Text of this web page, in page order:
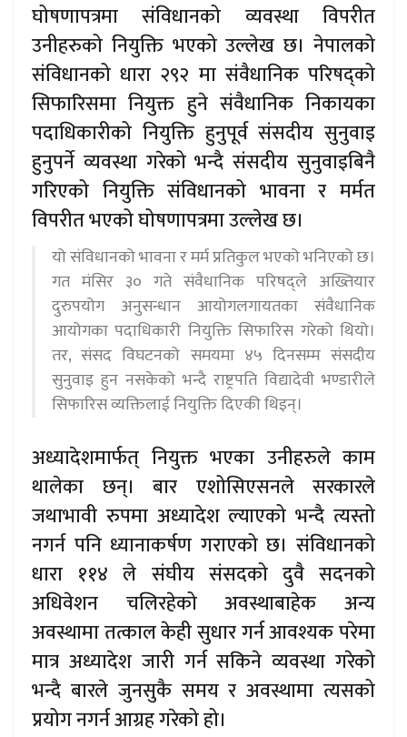
घोषणापत्रमा संविधानको व्यवस्था विपरीत
उनीहरुको नियुक्ति भएको उल्लेख छ। नेपालको
संविधानको धारा २९२ मा संवैधानिक परिषद्को
सिफारिसमा नियुक्त हुने संवैधानिक निकायका
पदाधिकारीको नियुक्ति हुनुपूर्व संसदीय सुनुवाइ
हुनुपर्ने व्यवस्था गरेको भन्दै संसदीय सुनुवाइबिनै
गरिएको नियुक्ति संविधानको भावना र मर्मत
विपरीत भएको घोषणापत्रमा उल्लेख छ।
यो संविधानको भावना र मर्म प्रतिकुल भएको भनिएको छ।
गत मंसिर ३० गते संवैधानिक परिषद्ले अख्तियार
दुरुपयोग अनुसन्धान आयोगलगायतका संवैधानिक
आयोगका पदाधिकारी नियुक्ति सिफारिस गरेको थियो।
तर, संसद विघटनको समयमा ४५ दिनसम्म संसदीय
सुनुवाइ हुन नसकेको भन्दै राष्ट्रपति विद्यादेवी भण्डारीले
सिफारिस व्यक्तिलाई नियुक्ति दिएकी थिइन्।
अध्यादेशमार्फत् नियुक्त भएका उनीहरुले काम
थालेका छन्। बार एशोसिएसनले सरकारले
जथाभावी रुपमा अध्यादेश ल्याएको भन्दै त्यस्तो
नगर्न पनि ध्यानाकर्षण गराएको छ। संविधानको
धारा ११४ ले संघीय संसदको दुवै सदनको
अधिवेशन चलिरहेको अवस्थाबाहेक अन्य
अवस्थामा तत्काल केही सुधार गर्न आवश्यक परेमा
मात्र अध्यादेश जारी गर्न सकिने व्यवस्था गरेको
भन्दै बारले जुनसुकै समय र अवस्थामा त्यसको
प्रयोग नगर्न आग्रह गरेको हो।